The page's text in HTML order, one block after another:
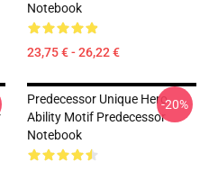
Notebook
23,75 € - 26,22 €
Predecessor Unique Hero
Ability Motif Predecessor
Notebook
-20%